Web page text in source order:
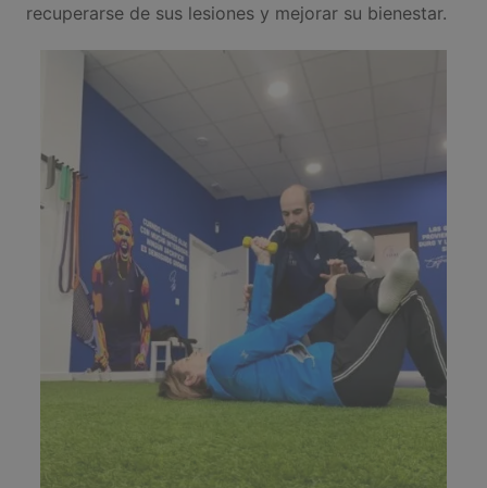
recuperarse de sus lesiones y mejorar su bienestar.